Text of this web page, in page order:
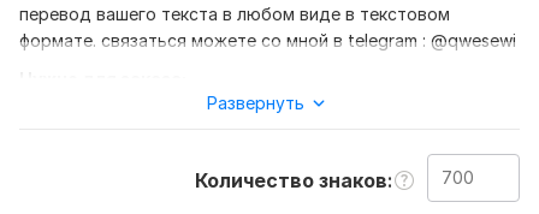
перевод вашего текста в любом виде в текстовом
формате. связаться можете со мной в telegram : @qwesewi
Ожидаю от вас текст, желательно в формате документа.
Культура и искусство,
Развернуть
Количество знаков